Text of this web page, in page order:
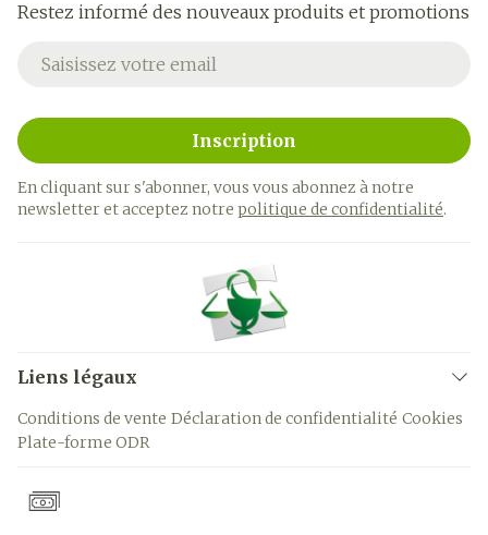
Restez informé des nouveaux produits et promotions
Adresse mail
Inscription
En cliquant sur s'abonner, vous vous abonnez à notre
newsletter et acceptez notre politique de confidentialité.
Liens légaux
Conditions de vente Déclaration de confidentialité Cookies
Plate-forme ODR